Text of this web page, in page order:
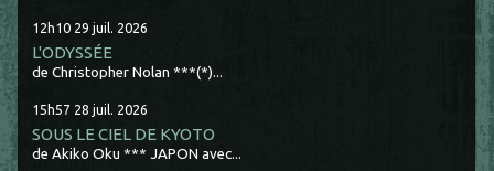
12h10 29 juil. 2026
L'ODYSSÉE
de Christopher Nolan ***(*)...
15h57 28 juil. 2026
SOUS LE CIEL DE KYOTO
de Akiko Oku *** JAPON avec...